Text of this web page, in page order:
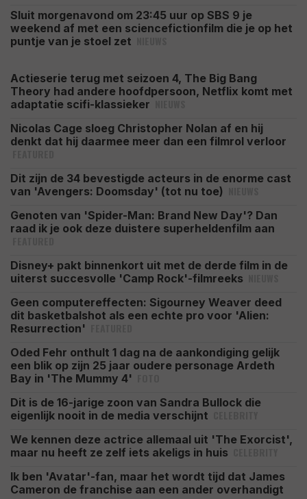
Sluit morgenavond om 23:45 uur op SBS 9 je
weekend af met een sciencefictionfilm die je op het
puntje van je stoel zet
Actieserie terug met seizoen 4, The Big Bang
Theory had andere hoofdpersoon, Netflix komt met
adaptatie scifi-klassieker
Nicolas Cage sloeg Christopher Nolan af en hij
denkt dat hij daarmee meer dan een filmrol verloor
Dit zijn de 34 bevestigde acteurs in de enorme cast
van 'Avengers: Doomsday' (tot nu toe)
Genoten van 'Spider-Man: Brand New Day'? Dan
raad ik je ook deze duistere superheldenfilm aan
Disney+ pakt binnenkort uit met de derde film in de
uiterst succesvolle 'Camp Rock'-filmreeks
Geen computereffecten: Sigourney Weaver deed
dit basketbalshot als een echte pro voor 'Alien:
Resurrection'
Oded Fehr onthult 1 dag na de aankondiging gelijk
een blik op zijn 25 jaar oudere personage Ardeth
Bay in 'The Mummy 4'
Dit is de 16-jarige zoon van Sandra Bullock die
eigenlijk nooit in de media verschijnt
We kennen deze actrice allemaal uit 'The Exorcist',
maar nu heeft ze zelf iets akeligs in huis
Ik ben 'Avatar'-fan, maar het wordt tijd dat James
Cameron de franchise aan een ander overhandigt